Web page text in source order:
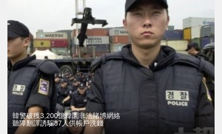
韓警破獲3,200億韓圜非法賭博網絡
聽障翻譯誘騙87人供帳戶洗錢